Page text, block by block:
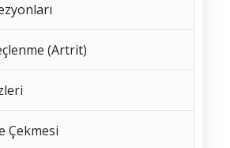
(Artrit)
Çekmesi